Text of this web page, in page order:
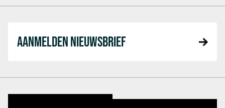
AANMELDEN NIEUWSBRIEF